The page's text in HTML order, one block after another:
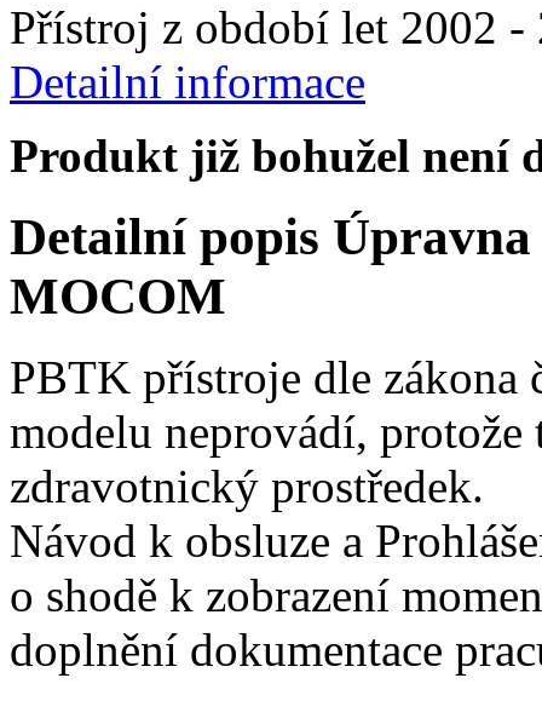
Přístroj z období let 2002 -
Detailní informace
Produkt již bohužel není
Detailní popis
MOCOM
PBTK přístroje dle zákona
modelu neprovádí, protože
zdravotnický prostředek.
Návod k obsluze a
o shodě k zobrazení
doplnění dokumentace